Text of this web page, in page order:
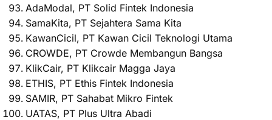
AdaModal, PT Solid Fintek Indonesia
SamaKita, PT Sejahtera Sama Kita
KawanCicil, PT Kawan Cicil Teknologi Utama
CROWDE, PT Crowde Membangun Bangsa
KlikCair, PT Klikcair Magga Jaya
ETHIS, PT Ethis Fintek Indonesia
SAMIR, PT Sahabat Mikro Fintek
UATAS, PT Plus Ultra Abadi